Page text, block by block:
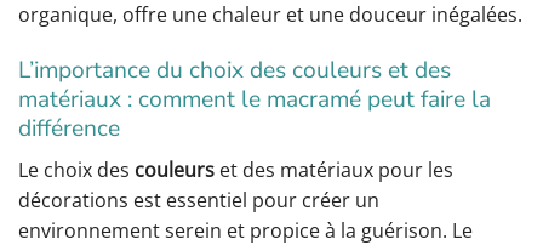
organique, offre une chaleur et une douceur inégalées.
L’importance du choix des couleurs et des
matériaux : comment le macramé peut faire la
différence
Le choix des couleurs et des matériaux pour les
décorations est essentiel pour créer un
environnement serein et propice à la guérison. Le